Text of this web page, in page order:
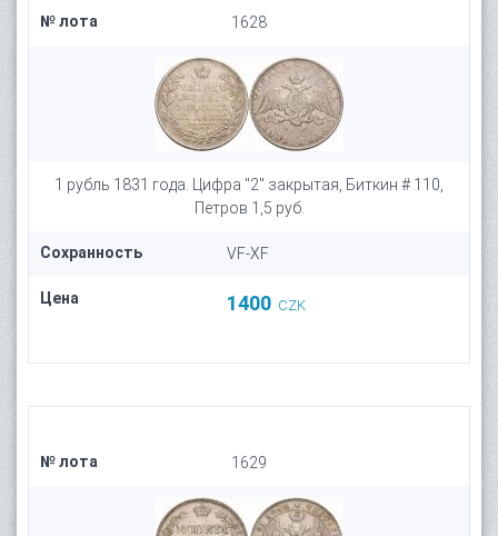
№ лота 1628
1 рубль 1831 года. Цифра "2" закрытая, Биткин # 110,
Петров 1,5 руб.
Сохранность VF-XF
Цена 1400 CZK
№ лота 1629